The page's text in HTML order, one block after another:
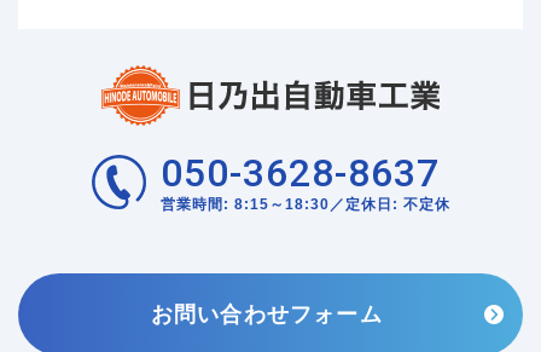
050-3628-8637
営業時間: 8:15～18:30／定休日: 不定休
お問い合わせフォーム